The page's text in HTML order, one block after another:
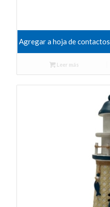
Agregar a hoja de contactos
Leer más